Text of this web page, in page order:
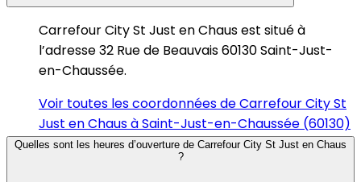
Carrefour City St Just en Chaus est situé à
l’adresse 32 Rue de Beauvais 60130 Saint-Just-
en-Chaussée.
Voir toutes les coordonnées de Carrefour City St
Just en Chaus à Saint-Just-en-Chaussée (60130)
Quelles sont les heures d’ouverture de Carrefour City St Just en Chaus
?